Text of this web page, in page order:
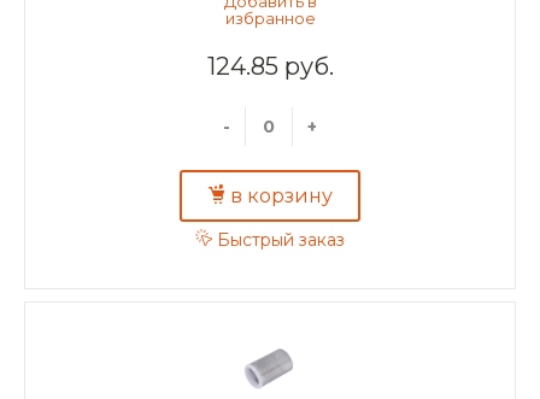
124.85 руб.
- +
в корзину
Быстрый заказ